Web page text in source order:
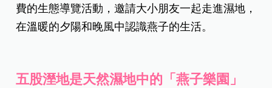
費的生態導覽活動，邀請大小朋友一起走進濕地，
在溫暖的夕陽和晚風中認識燕子的生活。
五股溼地是天然濕地中的「燕子樂園」